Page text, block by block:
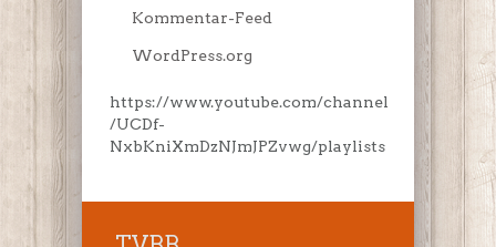
Kommentar-Feed
WordPress.org
https://www.youtube.com/channel
/UCDf-
NxbKniXmDzNJmJPZvwg/playlists